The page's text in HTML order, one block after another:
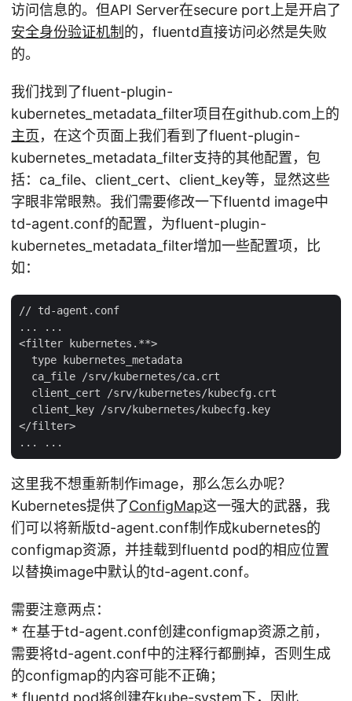
访问信息的。但API Server在secure port上是开启了
安全身份验证机制 的，fluentd直接访问必然是失败
的。
我们找到了fluent-plugin-
kubernetes_metadata_filter项目在github.com上的
主页，在这个页面上我们看到了fluent-plugin-
kubernetes_metadata_filter支持的其他配置，包
括：ca_file、client_cert、client_key等，显然这些
字眼非常眼熟。我们需要修改一下fluentd image中
td-agent.conf的配置，为fluent-plugin-
kubernetes_metadata_filter增加一些配置项，比
如：
// td-agent.conf
... ...
<filter kubernetes.**>
  type kubernetes_metadata
  ca_file /srv/kubernetes/ca.crt
  client_cert /srv/kubernetes/kubecfg.crt
  client_key /srv/kubernetes/kubecfg.key
</filter>
这里我不想重新制作image，那么怎么办呢？
Kubernetes提供了ConfigMap这一强大的武器，我
们可以将新版td-agent.conf制作成kubernetes的
configmap资源，并挂载到fluentd pod的相应位置
以替换image中默认的td-agent.conf。
需要注意两点：
* 在基于td-agent.conf创建configmap资源之前，
需要将td-agent.conf中的注释行都删掉，否则生成
的configmap的内容可能不正确；
* fluentd pod将创建在kube-system下，因此